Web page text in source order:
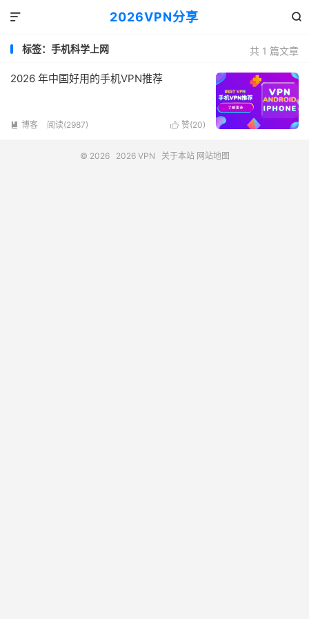
2026VPN分享 

共 1 篇文章
标签：手机科学上网
2026 年中国好用的手机VPN推荐
 赞(20)
 博客 阅读(2987)
© 2026 2026 VPN 关于本站 网站地图